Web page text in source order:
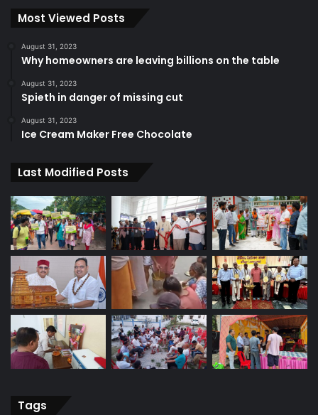
Most Viewed Posts
August 31, 2023
Why homeowners are leaving billions on the table
August 31, 2023
Spieth in danger of missing cut
August 31, 2023
Ice Cream Maker Free Chocolate
Last Modified Posts
Tags